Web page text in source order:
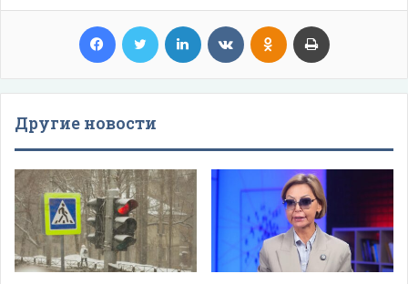
Facebook Twitter LinkedIn VKontakteOdnoklassniki
Другие новости